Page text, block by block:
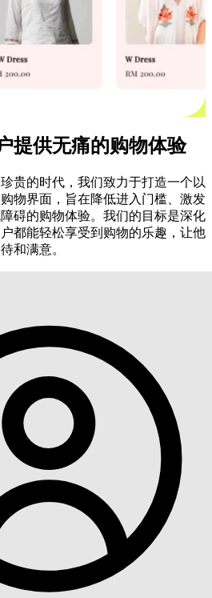
提供无痛的购物体验
贵的时代，我们致力于打造一个以
物界面，旨在降低进入门槛、激发
碍的购物体验。我们的目标是深化
都能轻松享受到购物的乐趣，让他
和满意。